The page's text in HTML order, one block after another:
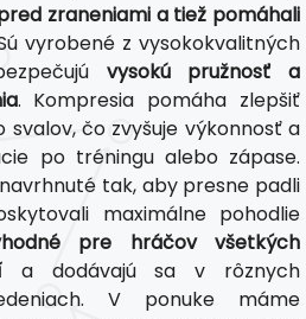
zraneniami a tiež pomáhali
vyrobené z vysokokvalitných
vysokú pružnosť a
. Kompresia pomáha zlepšiť
čo zvyšuje výkonnosť a
po tréningu alebo zápase.
tak, aby presne padli
maximálne pohodlie
pre hráčov všetkých
a dodávajú sa v rôznych
V ponuke máme